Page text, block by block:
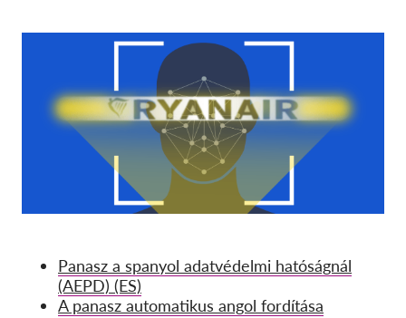
GDPRhub
Panasz a spanyol adatvédelmi hatóságnál
(AEPD) (ES)
A panasz automatikus angol fordítása